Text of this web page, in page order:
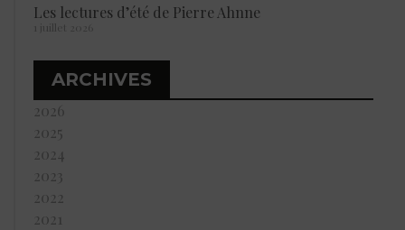
Les lectures d’été de Pierre Ahnne
1 juillet 2026
ARCHIVES
2026
2025
2024
2023
2022
2021